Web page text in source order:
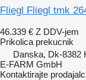
Fliegl Fliegl tmk
46.339 € Z DDV-jem
Prikolica prekucnik
Danska, Dk-8382
E-FARM GmbH
Kontaktirajte